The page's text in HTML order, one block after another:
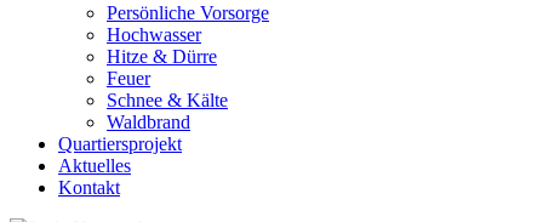
Persönliche Vorsorge
Hochwasser
Hitze & Dürre
Feuer
Schnee & Kälte
Waldbrand
Quartiersprojekt
Aktuelles
Kontakt